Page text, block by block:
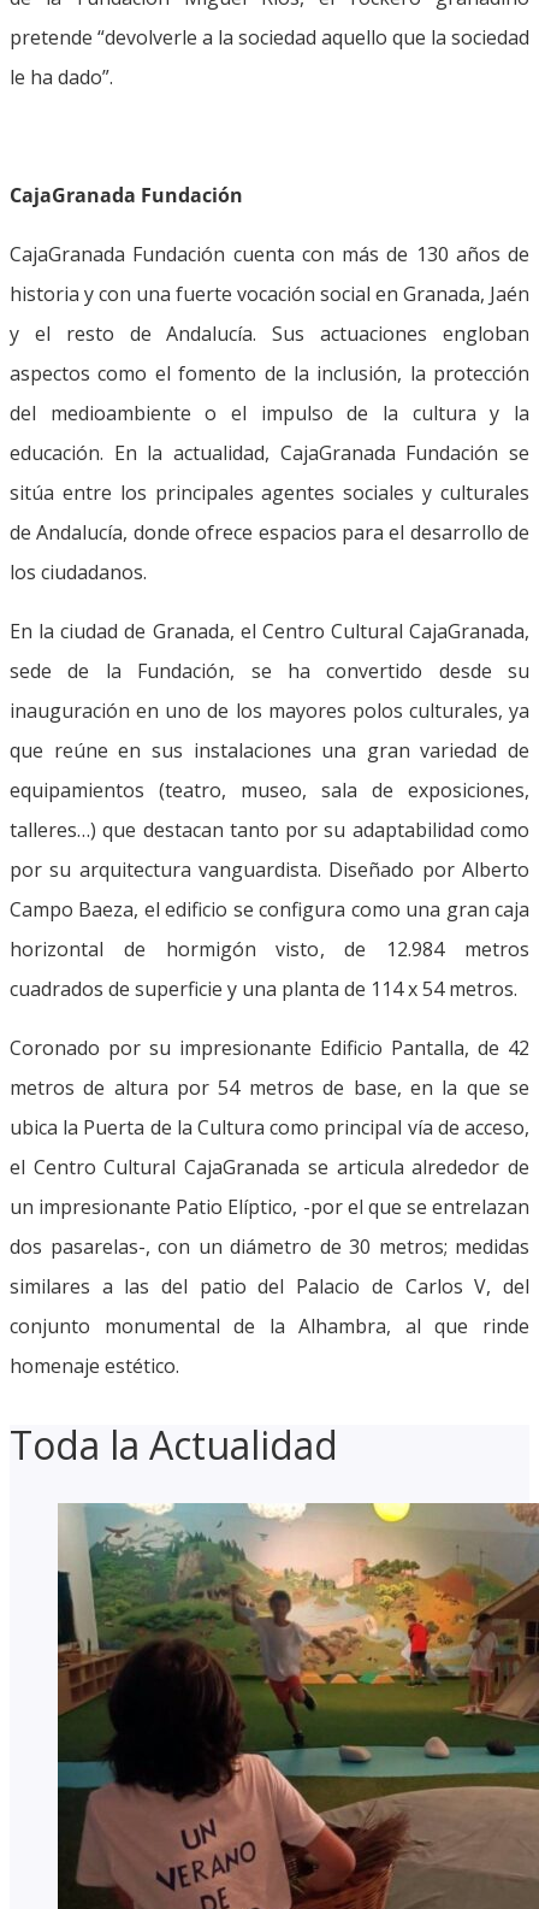
pretende “devolverle a la sociedad aquello que la sociedad
le ha dado”.
CajaGranada Fundación
CajaGranada Fundación cuenta con más de 130 años de
historia y con una fuerte vocación social en Granada, Jaén
y el resto de Andalucía. Sus actuaciones engloban
aspectos como el fomento de la inclusión, la protección
del medioambiente o el impulso de la cultura y la
educación. En la actualidad, CajaGranada Fundación se
sitúa entre los principales agentes sociales y culturales
de Andalucía, donde ofrece espacios para el desarrollo de
los ciudadanos.
En la ciudad de Granada, el Centro Cultural CajaGranada,
sede de la Fundación, se ha convertido desde su
inauguración en uno de los mayores polos culturales, ya
que reúne en sus instalaciones una gran variedad de
equipamientos (teatro, museo, sala de exposiciones,
talleres…) que destacan tanto por su adaptabilidad como
por su arquitectura vanguardista. Diseñado por Alberto
Campo Baeza, el edificio se configura como una gran caja
horizontal de hormigón visto, de 12.984 metros
cuadrados de superficie y una planta de 114 x 54 metros.
Coronado por su impresionante Edificio Pantalla, de 42
metros de altura por 54 metros de base, en la que se
ubica la Puerta de la Cultura como principal vía de acceso,
el Centro Cultural CajaGranada se articula alrededor de
un impresionante Patio Elíptico, -por el que se entrelazan
dos pasarelas-, con un diámetro de 30 metros; medidas
similares a las del patio del Palacio de Carlos V, del
conjunto monumental de la Alhambra, al que rinde
homenaje estético.
Toda la Actualidad